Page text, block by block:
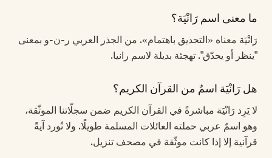
ما معنى اسم رَانْيَة؟
رَانْيَة معناه «التحديق باهتمام». من الجذر العربي ر-ن-و بمعنى
"ينظر أو يحدّق". تهجئة بديلة لاسم رانيا.
هل رَانْيَة اسمٌ من القرآن الكريم؟
لا يَرِد رَانْيَة مباشرةً في القرآن الكريم ضمن سجلّاتنا الموثّقة،
وهو اسمٌ عربي حملته العائلات المسلمة طويلًا. ولا نُورد آيةً
قرآنية إلا إذا كانت موثّقة في مصحف تنزيل.